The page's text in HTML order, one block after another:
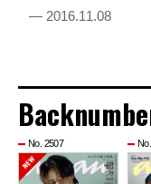
— 2016.11.08
No. 2507